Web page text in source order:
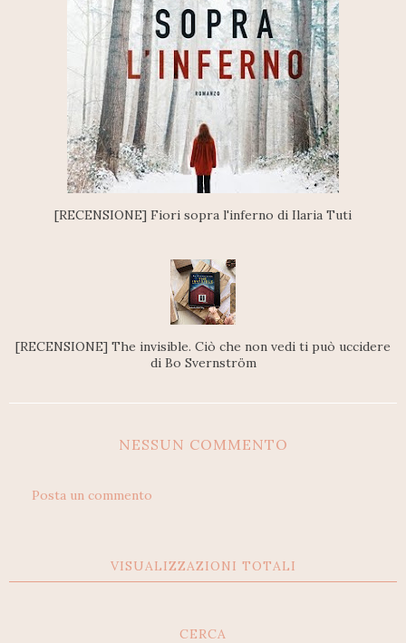
[RECENSIONE] Fiori sopra l'inferno di Ilaria Tuti
[RECENSIONE] The invisible. Ciò che non vedi ti può uccidere
di Bo Svernström
NESSUN COMMENTO
Posta un commento
VISUALIZZAZIONI TOTALI
CERCA